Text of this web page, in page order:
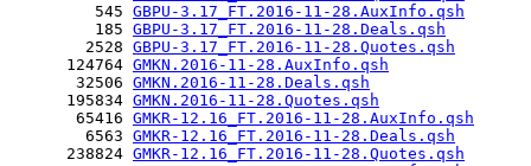
         545
GBPU-3.17_FT.2016-11-28.AuxInfo.qsh
         185
GBPU-3.17_FT.2016-11-28.Deals.qsh
        2528
GBPU-3.17_FT.2016-11-28.Quotes.qsh
      124764
GMKN.2016-11-28.AuxInfo.qsh
       32506
GMKN.2016-11-28.Deals.qsh
      195834
GMKN.2016-11-28.Quotes.qsh
       65416
GMKR-12.16_FT.2016-11-28.AuxInfo.qsh
        6563
GMKR-12.16_FT.2016-11-28.Deals.qsh
      238824
GMKR-12.16_FT.2016-11-28.Quotes.qsh